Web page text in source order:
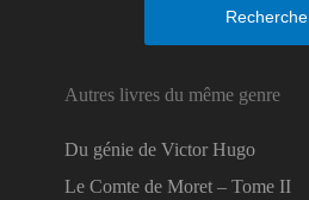
Recherche
Autres livres du même genre
Du génie de Victor Hugo
Le Comte de Moret – Tome II